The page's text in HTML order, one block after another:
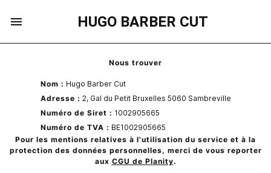
HUGO BARBER CUT
Nous trouver
Nom : Hugo Barber Cut
Adresse : 2, Gal du Petit Bruxelles 5060 Sambreville
Numéro de Siret : 1002905665
Numéro de TVA : BE1002905665
Pour les mentions relatives à l'utilisation du service et à la
protection des données personnelles, merci de vous reporter
aux CGU de Planity.